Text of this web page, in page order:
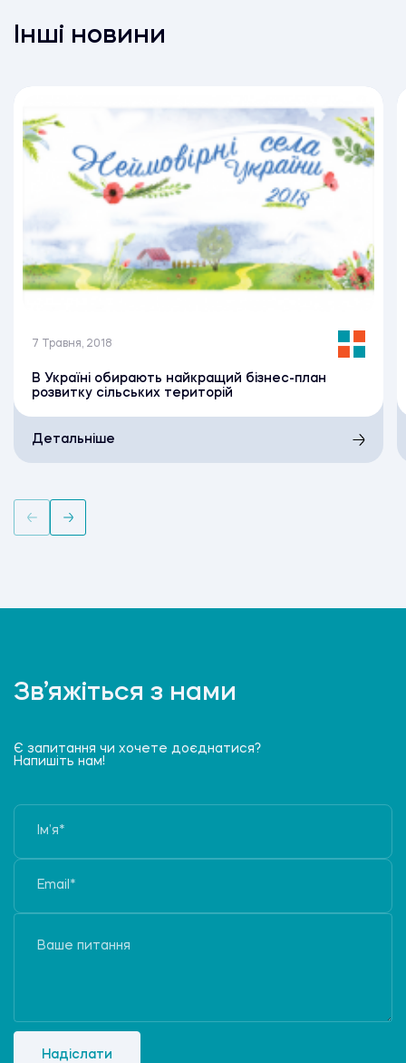
Інші новини
7 Травня, 2018
В Україні обирають найкращий бізнес-план
розвитку сільських територій
Детальніше
Зв’яжіться з нами
Є запитання чи хочете доєднатися?
Напишіть нам!
Надіслати